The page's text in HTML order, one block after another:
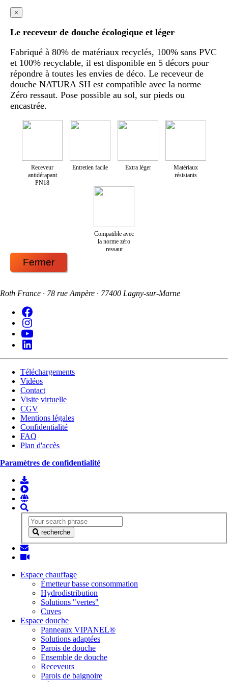
×
Le receveur de douche écologique et léger
Fabriqué à 80% de matériaux recyclés, 100% sans PVC
et 100% recyclable, il est disponible en 5 décors pour
répondre à toutes les envies de déco. Le receveur de
douche NATURA SH est compatible avec la norme
Zéro ressaut. Pose possible au sol, sur pieds ou
encastrée.
Receveur
antidérapant
PN18
Entretien facile Extra léger
Matériaux
résistants
Compatible avec
la norme zéro
ressaut
Fermer
Roth France · 78 rue Ampère · 77400 Lagny-sur-Marne
Téléchargements
Vidéos
Contact
Visite virtuelle
CGV
Mentions légales
Confidentialité
FAQ
Plan d'accès
Paramètres de confidentialité
recherche
Espace chauffage
Émetteur basse consommation
Hydrodistribution
Solutions "vertes"
Cuves
Espace douche
Panneaux VIPANEL®
Solutions adaptées
Parois de douche
Ensemble de douche
Receveurs
Parois de baignoire